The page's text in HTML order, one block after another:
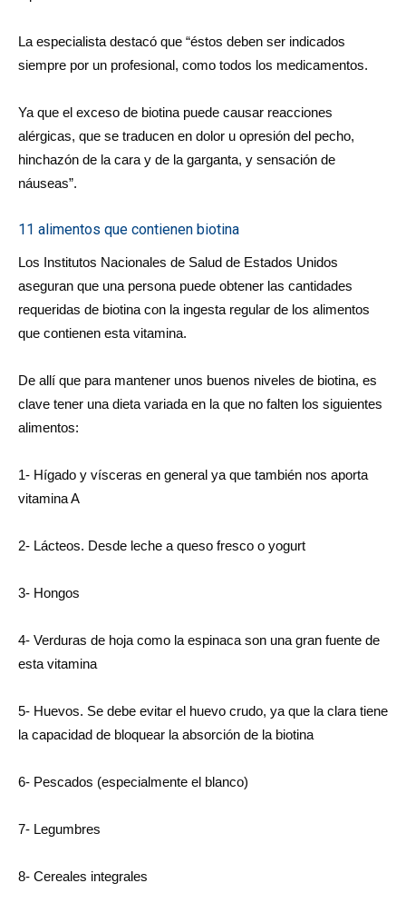
La especialista destacó que “éstos deben ser indicados
siempre por un profesional, como todos los medicamentos.
Ya que el exceso de biotina puede causar reacciones
alérgicas, que se traducen en dolor u opresión del pecho,
hinchazón de la cara y de la garganta, y sensación de
náuseas”.
11 alimentos que contienen biotina
Los Institutos Nacionales de Salud de Estados Unidos
aseguran que una persona puede obtener las cantidades
requeridas de biotina con la ingesta regular de los alimentos
que contienen esta vitamina.
De allí que para mantener unos buenos niveles de biotina, es
clave tener una dieta variada en la que no falten los siguientes
alimentos:
1- Hígado y vísceras en general ya que también nos aporta
vitamina A
2- Lácteos. Desde leche a queso fresco o yogurt
3- Hongos
4- Verduras de hoja como la espinaca son una gran fuente de
esta vitamina
5- Huevos. Se debe evitar el huevo crudo, ya que la clara tiene
la capacidad de bloquear la absorción de la biotina
6- Pescados (especialmente el blanco)
7- Legumbres
8- Cereales integrales